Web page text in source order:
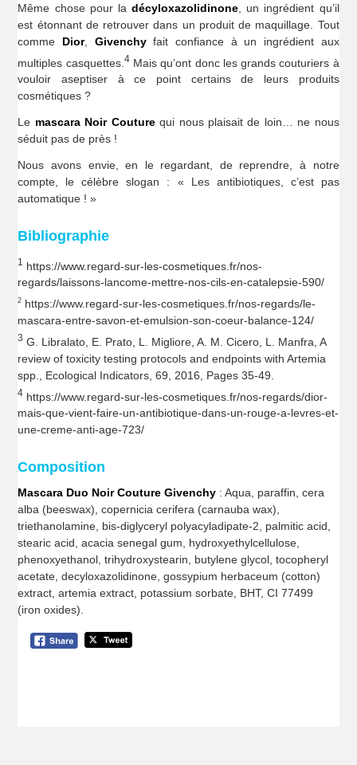
Même chose pour ladécyloxazolidinone , un ingrédient qu’il
est étonnant de retrouver dans un produit de maquillage. Tout
comme Dior, Givenchyfait confiance à un ingrédient aux
multiples casquettes. 4Mais qu’ont donc les grands couturiers à
vouloir aseptiser à ce point certains de leurs produits
cosmétiques ?
Le mascara Noir Couturequi nous plaisait de loin… ne nous
séduit pas de près !
Nous avons envie, en le regardant, de reprendre, à notre
compte, le célèbre slogan : « Les antibiotiques, c’est pas
automatique ! »
Bibliographie
1
https://www.regard-sur-les-cosmetiques.fr/nos-
regards/laissons-lancome-mettre-nos-cils-en-catalepsie-590/
2 https://www.regard-sur-les-cosmetiques.fr/nos-regards/le-
mascara-entre-savon-et-emulsion-son-coeur-balance-124/
3 G. Libralato, E. Prato, L. Migliore, A. M. Cicero, L. Manfra, A
review of toxicity testing protocols and endpoints with Artemia
spp., Ecological Indicators, 69, 2016, Pages 35-49.
4 https://www.regard-sur-les-cosmetiques.fr/nos-regards/dior-
mais-que-vient-faire-un-antibiotique-dans-un-rouge-a-levres-et-
une-creme-anti-age-723/
Composition
Mascara Duo Noir Couture Givenchy : Aqua, paraffin, cera
alba (beeswax), copernicia cerifera (carnauba wax),
triethanolamine, bis-diglyceryl polyacyladipate-2, palmitic acid,
stearic acid, acacia senegal gum, hydroxyethylcellulose,
phenoxyethanol, trihydroxystearin, butylene glycol, tocopheryl
acetate, decyloxazolidinone, gossypium herbaceum (cotton)
extract, artemia extract, potassium sorbate, BHT, CI 77499
(iron oxides).